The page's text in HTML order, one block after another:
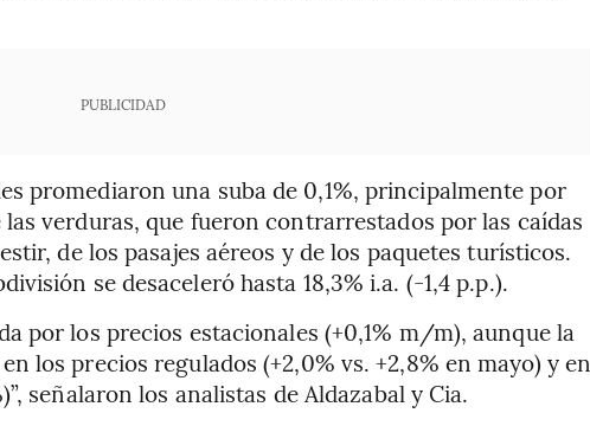
PUBLICIDAD
promediaron una suba de 0,1%, principalmente por
verduras, que fueron contrarrestados por las caídas
de los pasajes aéreos y de los paquetes turísticos.
se desaceleró hasta 18,3% i.a. (-1,4 p.p.).
por los precios estacionales (+0,1% m/m), aunque la
los precios regulados (+2,0% vs. +2,8% en mayo) y en
señalaron los analistas de Aldazabal y Cia.